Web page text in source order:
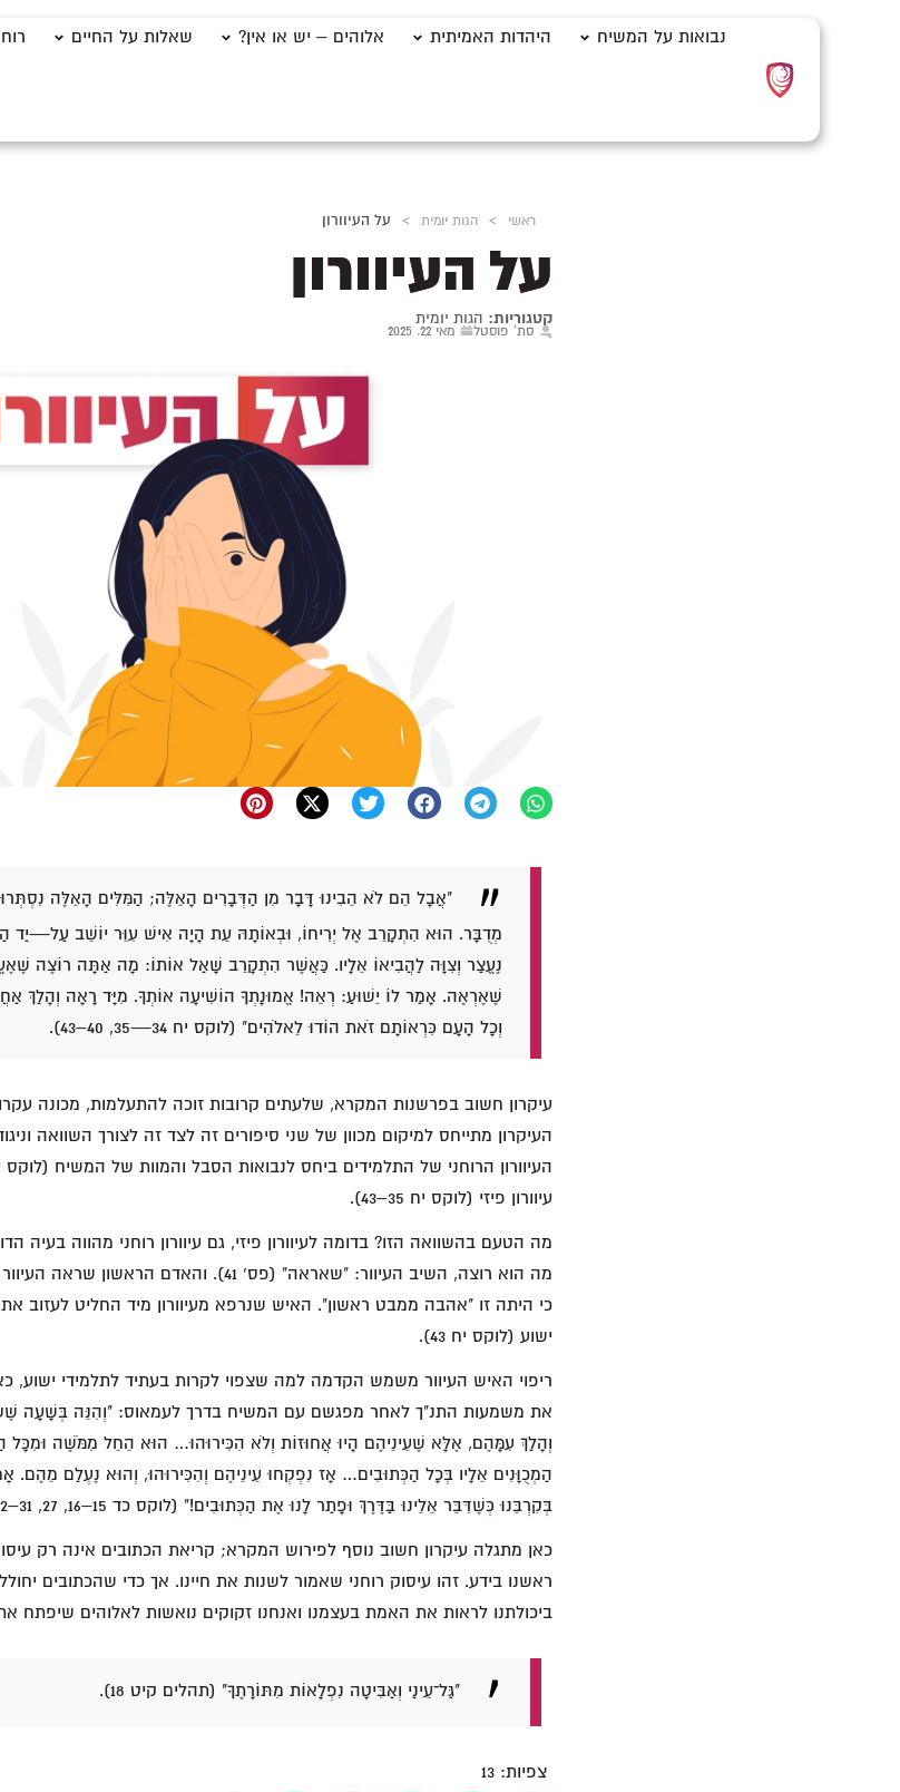
נבואות על המשיח היהדות האמיתית אלוהים – יש או אין? שאלות על החיים
ראשי > הגות יומית > על העיוורון
על העיוורון
קטגוריות: הגות יומית
סת' פוסטל מאי 22, 2025
"אֲבָל הֵם לֹא הֵבִינוּ דָּבָר מִן הַדְּבָרִים הָאֵלֶּה; הַמִּלִּים הָאֵלֶּה
מְדֻבָּר. הוּא הִתְקָרֵב אֶל יְרִיחוֹ, וּבְאוֹתָהּ עֵת הָיָה אִישׁ עִוֵּר יוֹשֵׁב עַל—יַד
נֶעֱצַר וְצִוָּה לַהֲבִיאוֹ אֵלָיו. כַּאֲשֶׁר הִתְקָרֵב שָׁאַל אוֹתוֹ: מָה אַתָּה רוֹצֶה
שֶׁאֶרְאֶה. אָמַר לוֹ יֵשׁוּעַ: רְאֵה! אֱמוּנָתְךָ הוֹשִׁיעָה אוֹתְךָ. מִיָּד רָאָה וְהָלַךְ
וְכָל הָעָם כִּרְאוֹתָם זֹאת הוֹדוּ לֵאלֹהִים" (לוקס יח 34—35, 40–43).
העיקרון מתייחס למיקום מכוון של שני סיפורים זה לצד זה לצורך השוואה
עיוורון פיזי (לוקס יח 35–43).
מה הטעם בהשוואה הזו? בדומה לעיוורון פיזי, גם עיוורון רוחני מהווה בעיה
מה הוא רוצה, השיב העיוור: "שאראה" (פס' 41).
כי היתה זו "אהבה ממבט ראשון". האיש שנרפא מעיוורון מיד החליט לעזוב
ישוע (לוקס יח 43).
ריפוי האיש העיוור משמש הקדמה למה שצפוי לקרות בעתיד לתלמידי ישוע,
את משמעות התנ"ך לאחר מפגשם עם המשיח בדרך לעמאוס: "וְהִנֵּה בְּשָׁעָה
וְהָלַךְ עִמָּהֶם, אֶלָּא שֶׁעֵינֵיהֶם הָיוּ אֲחוּזוֹת וְלֹא הִכִּירוּהוּ… הוּא הֵחֵל מִמֹּשֶׁה וּמִכָּל
הַמְכֻוָּנִים אֵלָיו בְּכָל הַכְּתוּבִים… אָז נִפְקְחוּ עֵינֵיהֶם וְהִכִּירוּהוּ, וְהוּא נֶעְלַם מֵהֶם.
בְּקִרְבֵּנוּ כְּשֶׁדִּבֵּר אֵלֵינוּ בַּדֶּרֶךְ וּפָתַר לָנוּ אֶת הַכְּתוּבִים!" (לוקס כד 15–16, 27, 31–32; ראו לוקס כד 44–45).
כאן מתגלה עיקרון חשוב נוסף לפירוש המקרא; קריאת הכתובים אינה רק
ראשנו בידע. זהו עיסוק רוחני שאמור לשנות את חיינו. אך כדי שהכתובים יחוללו
ביכולתנו לראות את האמת בעצמנו ואנחנו זקוקים נואשות לאלוהים שיפתח את
"גַּל־עֵינַי וְאַבִּיטָה נִפְלָאוֹת מִתּוֹרָתֶךָ" (תהלים קיט 18).
צפיות: 13